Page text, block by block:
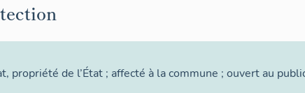
, propriété de l’État ; affecté à la commune ; ouvert au